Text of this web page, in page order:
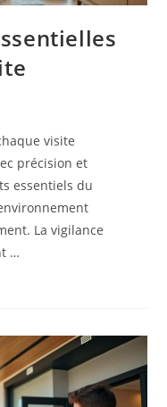
visite
précision et
essentiels du
La vigilance
…